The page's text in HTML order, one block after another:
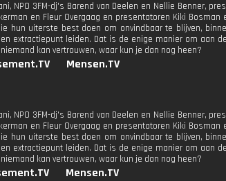
NPO 3FM-dj's Barend van Deelen en Nellie Benner,
en Fleur Overgaag en presentatoren Kiki Bosman
hun uiterste best doen om onvindbaar te blijven,
extractiepunt leiden. Dat is de enige manier om aan
kan vertrouwen, waar kun je dan nog heen?
Mensen.TV
NPO 3FM-dj's Barend van Deelen en Nellie Benner,
en Fleur Overgaag en presentatoren Kiki Bosman
hun uiterste best doen om onvindbaar te blijven,
extractiepunt leiden. Dat is de enige manier om aan
kan vertrouwen, waar kun je dan nog heen?
Mensen.TV